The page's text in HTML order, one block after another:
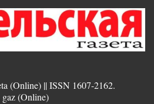
(Online) || ISSN 1607-2162.
(Online)